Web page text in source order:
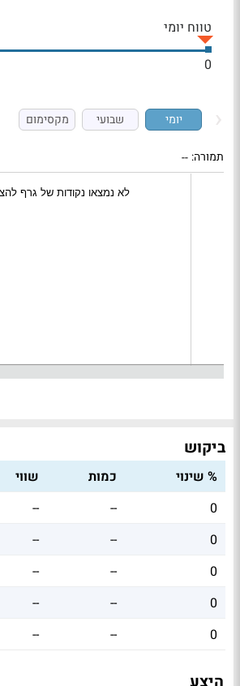
טווח יומי
0
יומי שבועי מקסימום
תמורה: --
ביקוש
% שינוי כמות שווי
0
--
--
0
--
--
0
--
--
0
--
--
0
--
--